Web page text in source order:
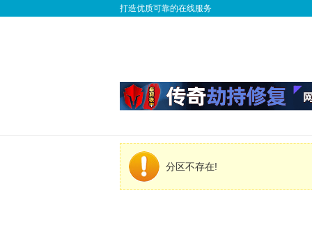
打造优质可靠的在线服务
分区不存在!